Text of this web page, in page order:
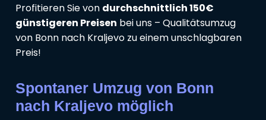
Profitieren Sie von durchschnittlich 150€
günstigeren Preisen bei uns – Qualitätsumzug
von Bonn nach Kraljevo zu einem unschlagbaren
Preis!
Spontaner Umzug von Bonn
nach Kraljevo möglich